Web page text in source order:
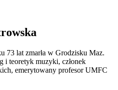
73 lat zmarła w Grodzisku Maz.
i teoretyk muzyki, członek
emerytowany profesor UMFC